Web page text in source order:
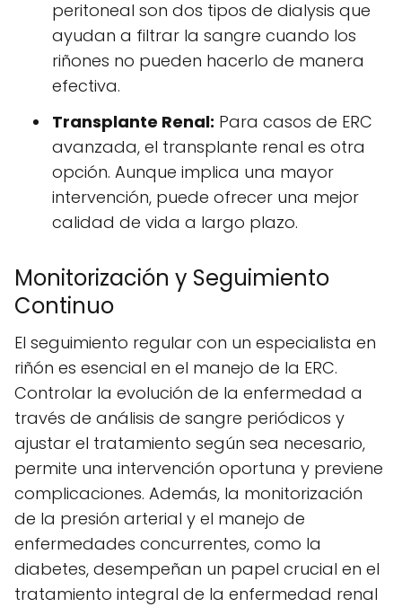
peritoneal son dos tipos de dialysis que
ayudan a filtrar la sangre cuando los
riñones no pueden hacerlo de manera
efectiva.
Transplante Renal: Para casos de ERC
avanzada, el transplante renal es otra
opción. Aunque implica una mayor
intervención, puede ofrecer una mejor
calidad de vida a largo plazo.
Monitorización y Seguimiento
Continuo
El seguimiento regular con un especialista en
riñón es esencial en el manejo de la ERC.
Controlar la evolución de la enfermedad a
través de análisis de sangre periódicos y
ajustar el tratamiento según sea necesario,
permite una intervención oportuna y previene
complicaciones. Además, la monitorización
de la presión arterial y el manejo de
enfermedades concurrentes, como la
diabetes, desempeñan un papel crucial en el
tratamiento integral de la enfermedad renal